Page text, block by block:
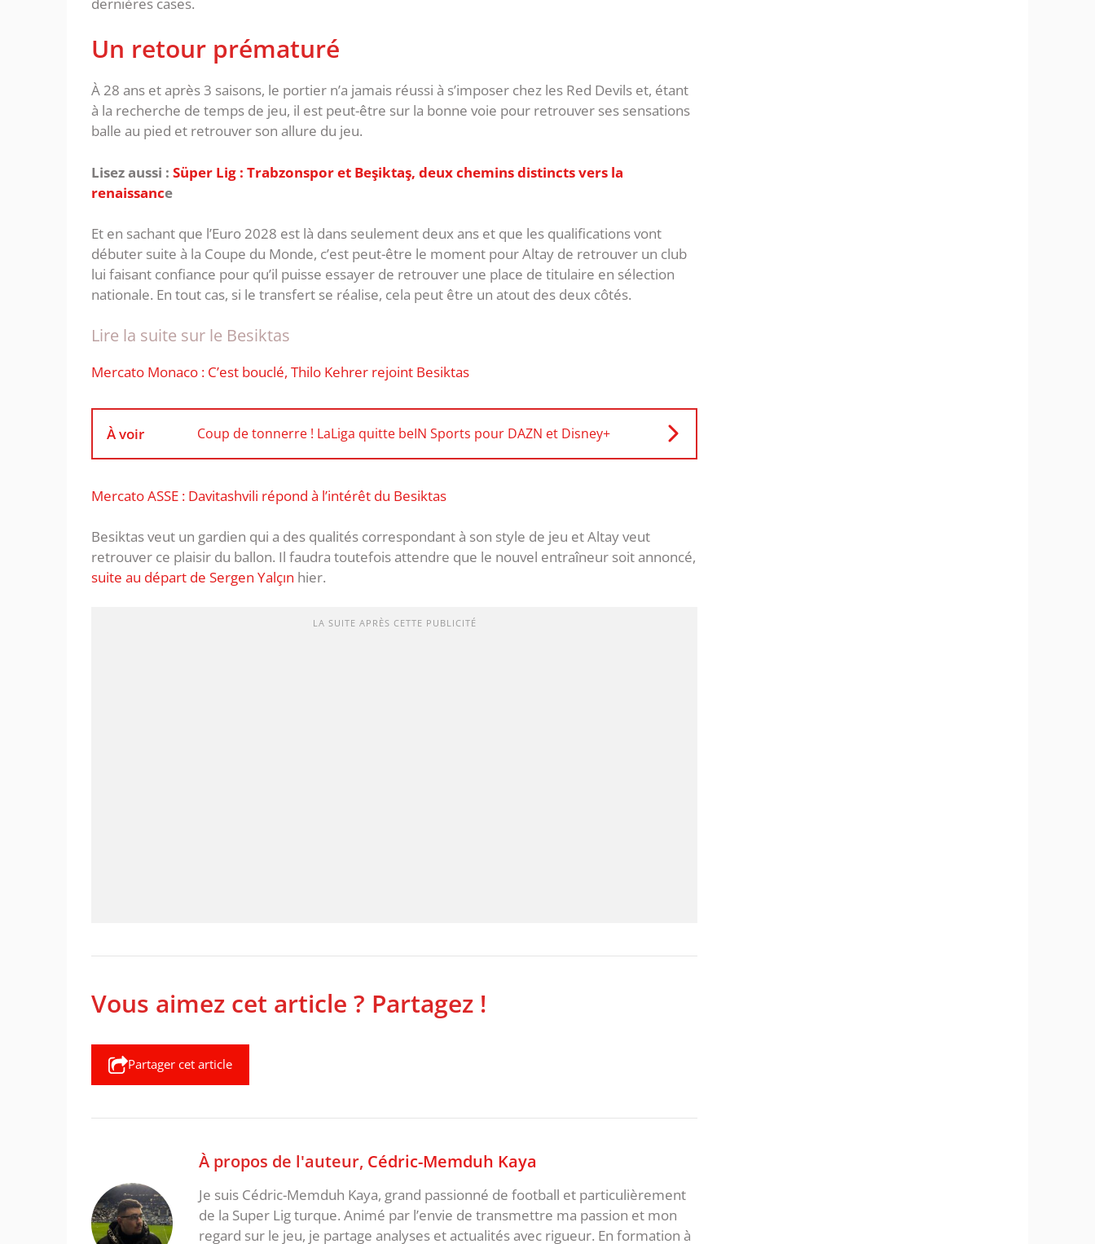
Un retour prématuré
À 28 ans et après 3 saisons, le portier n’a jamais réussi à s’imposer chez les Red Devils et, étant
à la recherche de temps de jeu, il est peut-être sur la bonne voie pour retrouver ses sensations
balle au pied et retrouver son allure du jeu.
Lisez aussi : Süper Lig : Trabzonspor et Beşiktaş, deux chemins distincts vers la
renaissance
Et en sachant que l’Euro 2028 est là dans seulement deux ans et que les qualifications vont
débuter suite à la Coupe du Monde, c’est peut-être le moment pour Altay de retrouver un club
lui faisant confiance pour qu’il puisse essayer de retrouver une place de titulaire en sélection
nationale. En tout cas, si le transfert se réalise, cela peut être un atout des deux côtés.
Lire la suite sur le Besiktas
Mercato Monaco : C’est bouclé, Thilo Kehrer rejoint Besiktas
À voir Coup de tonnerre ! LaLiga quitte beIN Sports pour DAZN et Disney+
Mercato ASSE : Davitashvili répond à l’intérêt du Besiktas
Besiktas veut un gardien qui a des qualités correspondant à son style de jeu et Altay veut
retrouver ce plaisir du ballon. Il faudra toutefois attendre que le nouvel entraîneur soit annoncé,
suite au départ de Sergen Yalçın hier.
LA SUITE APRÈS CETTE PUBLICITÉ
Vous aimez cet article ? Partagez !
Partager cet article
À propos de l'auteur, Cédric-Memduh Kaya
Je suis Cédric-Memduh Kaya, grand passionné de football et particulièrement
de la Super Lig turque. Animé par l’envie de transmettre ma passion et mon
regard sur le jeu, je partage analyses et actualités avec rigueur. En formation à